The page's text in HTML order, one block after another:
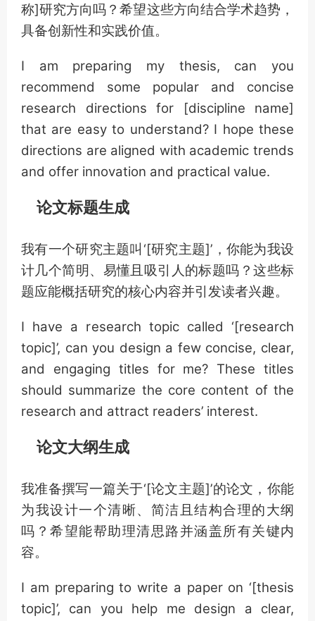
称]研究方向吗？希望这些方向结合学术趋势，
具备创新性和实践价值。
I am preparing my thesis, can you
recommend some popular and concise
research directions for [discipline name]
that are easy to understand? I hope these
directions are aligned with academic trends
and offer innovation and practical value.
论文标题生成
我有一个研究主题叫‘[研究主题]’，你能为我设
计几个简明、易懂且吸引人的标题吗？这些标
题应能概括研究的核心内容并引发读者兴趣。
I have a research topic called ‘[research
topic]’, can you design a few concise, clear,
and engaging titles for me? These titles
should summarize the core content of the
research and attract readers’ interest.
论文大纲生成
我准备撰写一篇关于‘[论文主题]’的论文，你能
为我设计一个清晰、简洁且结构合理的大纲
吗？希望能帮助理清思路并涵盖所有关键内
容。
I am preparing to write a paper on ‘[thesis
topic]’, can you help me design a clear,